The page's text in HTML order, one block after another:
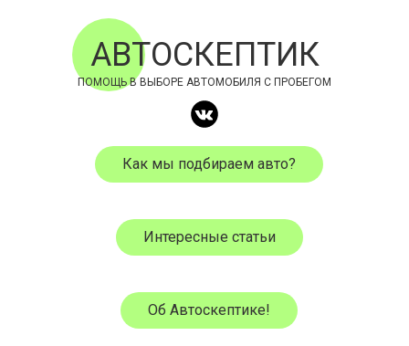
АВТОСКЕПТИК
ПОМОЩЬ В ВЫБОРЕ АВТОМОБИЛЯ С ПРОБЕГОМ
Как мы подбираем авто?
Интересные статьи
Об Автоскептике!